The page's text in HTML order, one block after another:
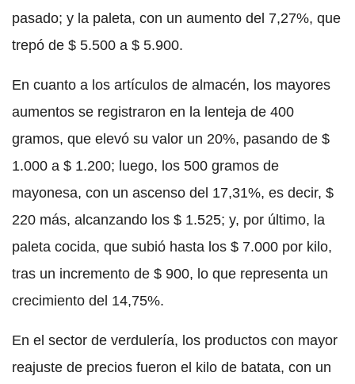
pasado; y la paleta, con un aumento del 7,27%, que
trepó de $ 5.500 a $ 5.900.
En cuanto a los artículos de almacén, los mayores
aumentos se registraron en la lenteja de 400
gramos, que elevó su valor un 20%, pasando de $
1.000 a $ 1.200; luego, los 500 gramos de
mayonesa, con un ascenso del 17,31%, es decir, $
220 más, alcanzando los $ 1.525; y, por último, la
paleta cocida, que subió hasta los $ 7.000 por kilo,
tras un incremento de $ 900, lo que representa un
crecimiento del 14,75%.
En el sector de verdulería, los productos con mayor
reajuste de precios fueron el kilo de batata, con un